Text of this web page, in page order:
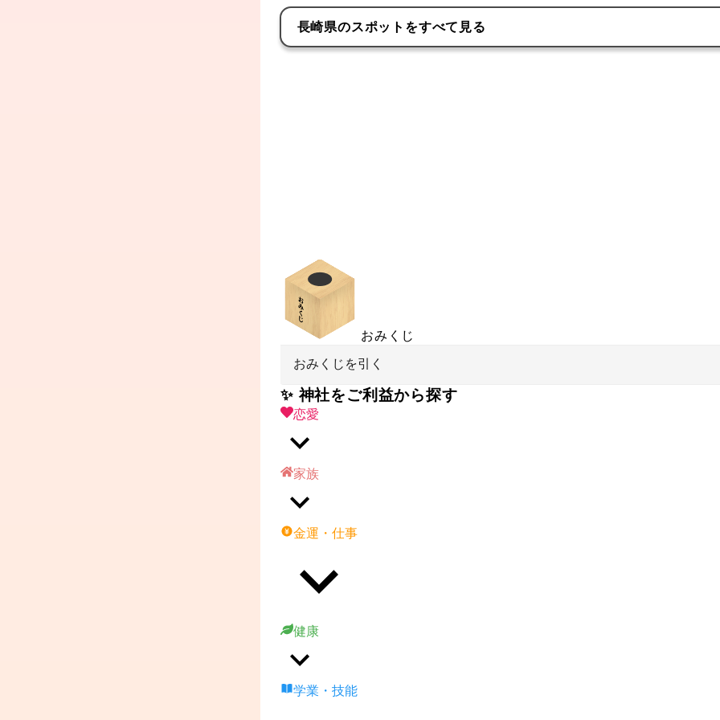
長崎県のスポットをすべて見る
おみくじ
おみくじを引く
✨ 神社をご利益から探す
恋愛
家族
金運・仕事
健康
学業・技能